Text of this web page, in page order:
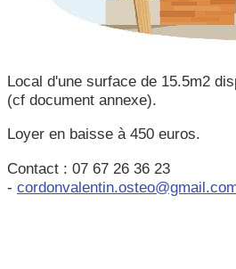
Local d'une surface de 15.5m2
(cf document annexe).
Loyer en baisse à 450 euros.
Contact : 07 67 26 36 23
-